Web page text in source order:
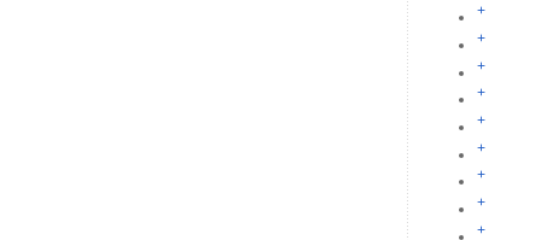
+
+
+
+
+
+
+
+
+